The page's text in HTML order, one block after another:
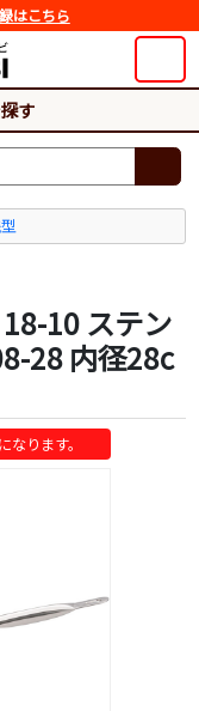
はこちら
す
10 ステン
28 内径28c
ります。